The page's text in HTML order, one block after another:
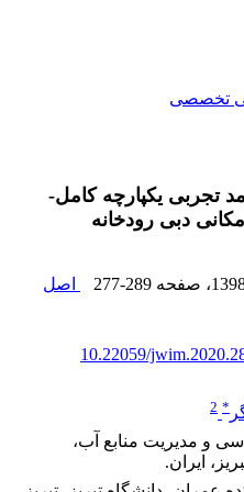
تخصصی
تجربی یکپارچه کامل-
دبی رودخانه
، صفحه 277-289
اصل
10.22059/
*
2
و مدیریت منابع آب،
ایران.